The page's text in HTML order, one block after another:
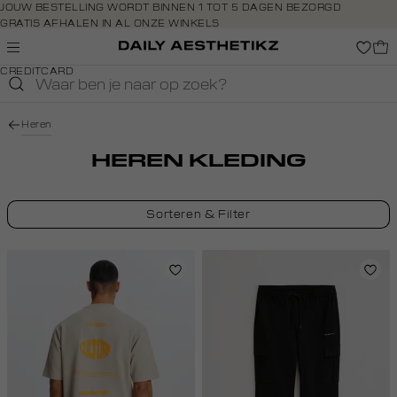
Navigeer
direct naar
de
Open de
direct
JOUW BESTELLING WORDT BINNEN 1 TOT 5 DAGEN BEZORGD
GRATIS AFHALEN IN AL ONZE WINKELS
GRATIS RETOURNEREN BINNEN 14 DAGEN IN DE WINKEL
BETAAL ZOALS JIJ WILT: O.A. BANCONTACT, RIVERTY, APPLE PAY &
CREDITCARD
Heren
HEREN KLEDING
Sorteren & Filter